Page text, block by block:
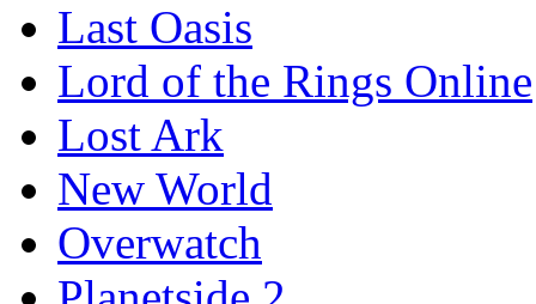
Last Oasis
Lord of the Rings Online
Lost Ark
New World
Overwatch